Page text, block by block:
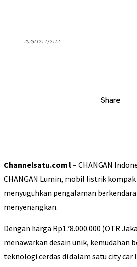
20251124 152412
Share
Channelsatu.com l – CHANGAN
CHANGAN Lumin, mobil listrik
menyuguhkan pengalaman berkendara
menyenangkan.
Dengan harga Rp178.000.000 (OTR
menawarkan desain unik, kemudahan
teknologi cerdas di dalam satu city car